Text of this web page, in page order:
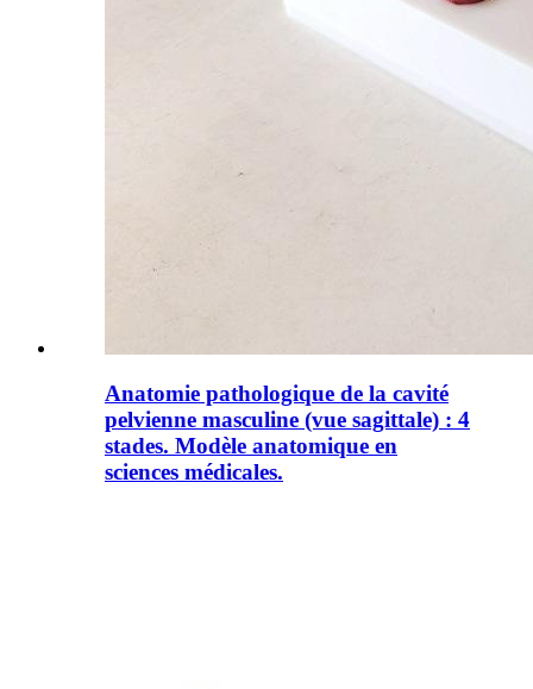
Anatomie pathologique de la cavité
pelvienne masculine (vue sagittale) : 4
stades. Modèle anatomique en
sciences médicales.